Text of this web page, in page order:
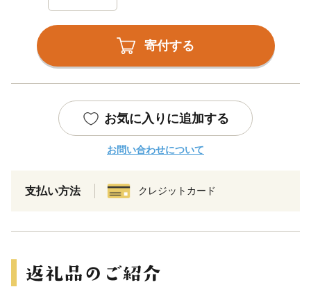
寄付する
お気に入りに追加する
お問い合わせについて
支払い方法 クレジットカード